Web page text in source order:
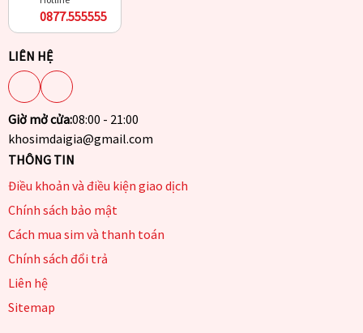
0877.555555
LIÊN HỆ
Giờ mở cửa:08:00 - 21:00
khosimdaigia@gmail.com
THÔNG TIN
Điều khoản và điều kiện giao dịch
Chính sách bảo mật
Cách mua sim và thanh toán
Chính sách đổi trả
Liên hệ
Sitemap